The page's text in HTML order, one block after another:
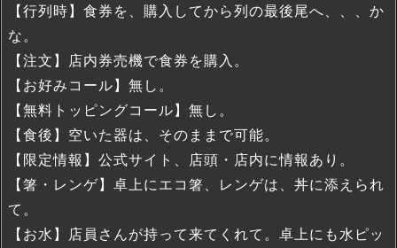
【行列時】食券を、購入してから列の最後尾へ、、、か
な。
【注文】店内券売機で食券を購入。
【お好みコール】無し。
【無料トッピングコール】無し。
【食後】空いた器は、そのままで可能。
【限定情報】公式サイト、店頭・店内に情報あり。
【箸・レンゲ】卓上にエコ箸、レンゲは、丼に添えられ
て。
【お水】店員さんが持って来てくれて。卓上にも水ピッ